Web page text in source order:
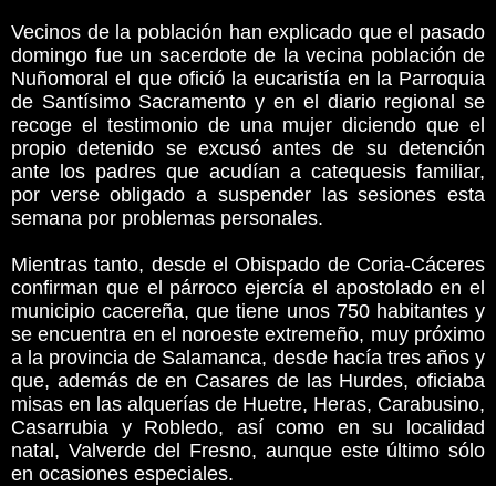
Vecinos de la población han explicado que el pasado
domingo fue un sacerdote de la vecina población de
Nuñomoral el que ofició la eucaristía en la Parroquia
de Santísimo Sacramento y en el diario regional se
recoge el testimonio de una mujer diciendo que el
propio detenido se excusó antes de su detención
ante los padres que acudían a catequesis familiar,
por verse obligado a suspender las sesiones esta
semana por problemas personales.
Mientras tanto, desde el Obispado de Coria-Cáceres
confirman que el párroco ejercía el apostolado en el
municipio cacereña, que tiene unos 750 habitantes y
se encuentra en el noroeste extremeño, muy próximo
a la provincia de Salamanca, desde hacía tres años y
que, además de en Casares de las Hurdes, oficiaba
misas en las alquerías de Huetre, Heras, Carabusino,
Casarrubia y Robledo, así como en su localidad
natal, Valverde del Fresno, aunque este último sólo
en ocasiones especiales.